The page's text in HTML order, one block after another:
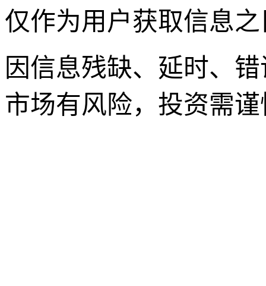
仅作为用户获取信息
因信息残缺、延时、
市场有风险，投资需